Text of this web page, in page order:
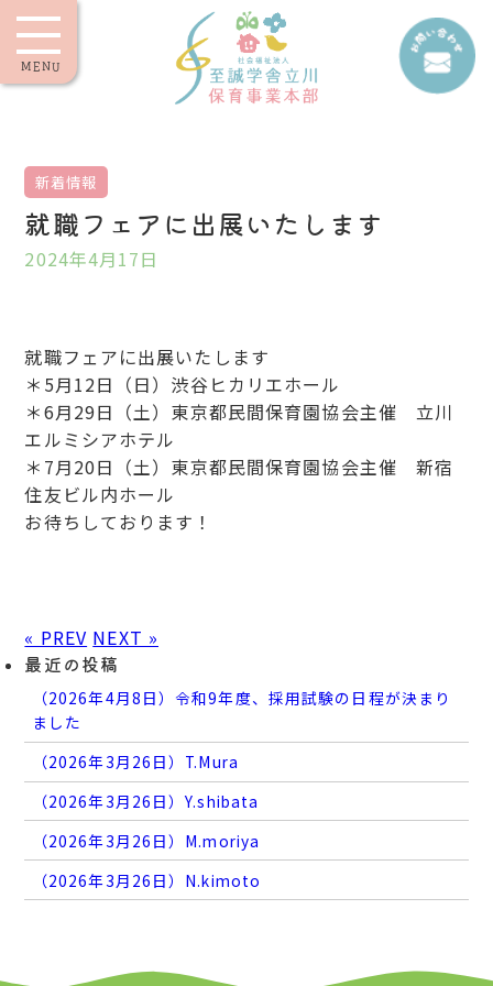
MENU
新着情報
就職フェアに出展いたします
2024年4月17日
就職フェアに出展いたします
＊5月12日（日）渋谷ヒカリエホール
＊6月29日（土）東京都民間保育園協会主催 立川
エルミシアホテル
＊7月20日（土）東京都民間保育園協会主催 新宿
住友ビル内ホール
お待ちしております！
« PREV NEXT »
最近の投稿
（2026年4月8日）令和9年度、採用試験の日程が決まり
ました
（2026年3月26日）T.Mura
（2026年3月26日）Y.shibata
（2026年3月26日）M.moriya
（2026年3月26日）N.kimoto